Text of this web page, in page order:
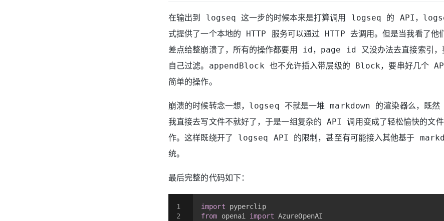
在输出到 logseq 这一步的时候本来是打算调用 logseq 的 API，
式提供了一个本地的 HTTP 服务可以通过 HTTP 去调用。但是当我看了
差点给整崩溃了，所有的操作都要用 id，page id 又没办法去直接索
自己过滤。appendBlock 也不允许插入带层级的 Block，要串好几个
简单的操作。
崩溃的时候转念一想，logseq 不就是一堆 markdown 的渲染器么，既
我直接去写文件不就好了，于是一组复杂的 API 调用变成了轻松愉快的
作。这样既绕开了 logseq API 的限制，甚至有可能接入其他基于
统。
最后完整的代码如下：
1
2
import pyperclip
from openai import AzureOpenAI